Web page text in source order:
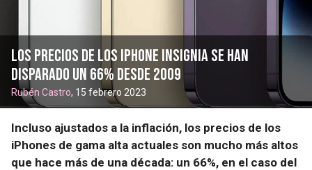
Los precios de los iPhone insignia se han
disparado un 66% desde 2009
Rubén Castro, 15 febrero 2023
Incluso ajustados a la inflación, los precios de los
iPhones de gama alta actuales son mucho más altos
que hace más de una década: un 66%, en el caso del